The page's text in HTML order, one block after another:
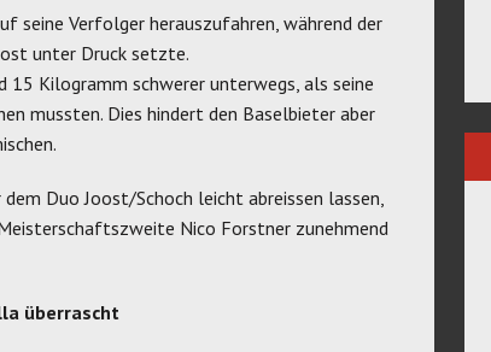
seine Verfolger herauszufahren, während der
unter Druck setzte.
15 Kilogramm schwerer unterwegs, als seine
mussten. Dies hindert den Baselbieter aber
Duo Joost/Schoch leicht abreissen lassen,
Nico Forstner zunehmend
überrascht